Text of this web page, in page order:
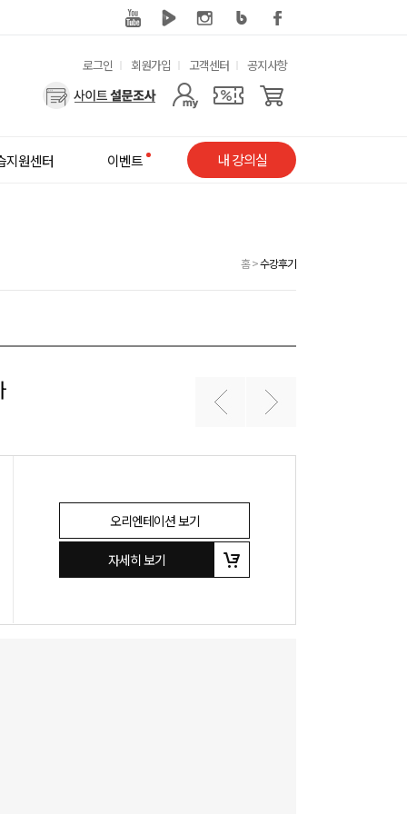
유
용
로그인 회원가입 고객센터 공지사항
사
메
지원센터 이벤트 내 강의실
홈>수강후기
오리엔테이션 보기
자세히 보기